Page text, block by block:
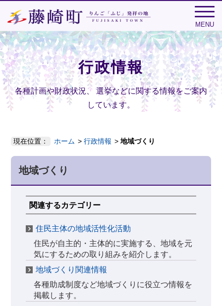
MENU
行政情報
各種計画や財政状況、 選挙などに関する情報をご案内
しています。
現在位置： ホーム 行政情報 地域づくり
地域づくり
関連するカテゴリー
住民主体の地域活性化活動
住民が自主的・主体的に実施する、地域を元
気にするための取り組みを紹介します。
地域づくり関連情報
各種助成制度など地域づくりに役立つ情報を
掲載します。